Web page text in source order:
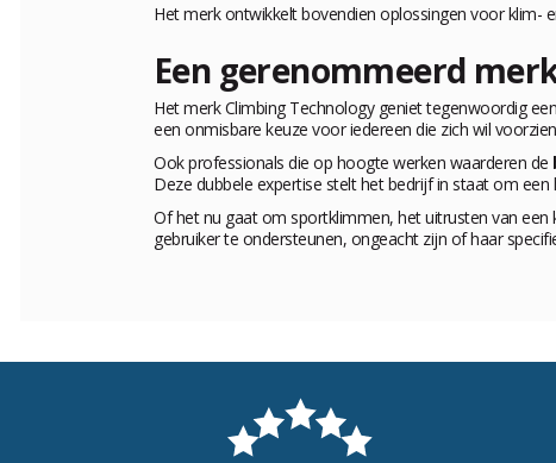
Het merk ontwikkelt bovendien oplossingen voor klim-
Een gerenommeerd
Het merk Climbing Technology geniet tegenwoordig een
een onmisbare keuze voor iedereen die zich wil
Ook professionals die op hoogte werken waarderen de
Deze dubbele expertise stelt het bedrijf in staat om
Of het nu gaat om sportklimmen, het uitrusten van
gebruiker te ondersteunen, ongeacht zijn of haar